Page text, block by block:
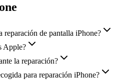
reparación de pantalla iPhone?
Apple?
la reparación?
para reparación iPhone?